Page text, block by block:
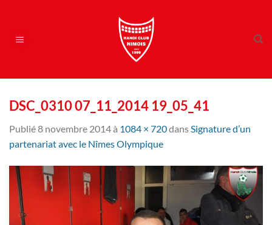
contenu
DSC_0310 07_11_2014 19_05_41
Publié8 novembre 2014à 1084 × 720dansSignature d’un
partenariat avec le Nîmes Olympique